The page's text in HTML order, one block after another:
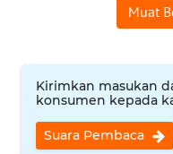
Muat
Kirimkan masukan
konsumen kepada
Suara Pembaca
WN
JOGJA